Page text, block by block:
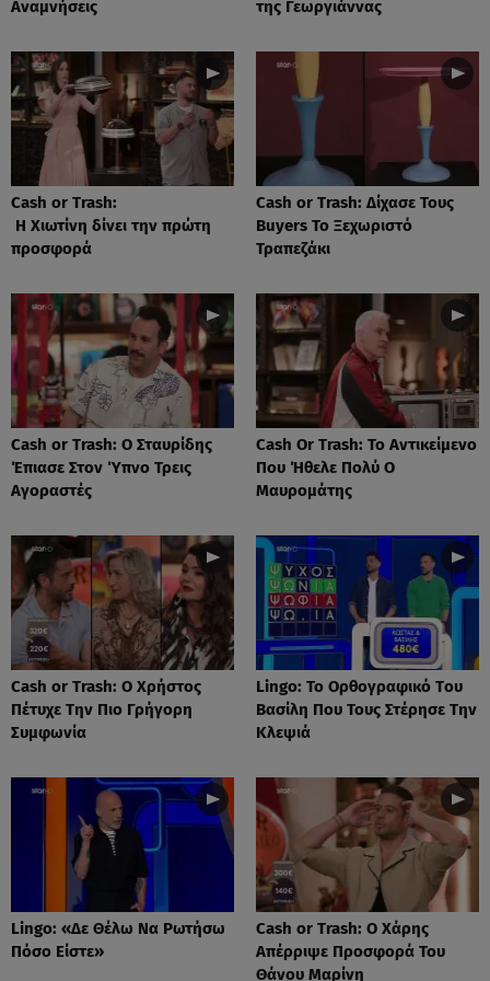
Αναμνήσεις
της Γεωργιάννας
Cash or Trash:
Η Χιωτίνη δίνει την πρώτη
προσφορά
Cash or Trash: Δίχασε Τους
Buyers Το Ξεχωριστό
Τραπεζάκι
Cash or Trash: Ο Σταυρίδης
Έπιασε Στον Ύπνο Τρεις
Αγοραστές
Cash Or Trash: Το Αντικείμενο
Που Ήθελε Πολύ Ο
Μαυρομάτης
Cash or Trash: Ο Χρήστος
Πέτυχε Την Πιο Γρήγορη
Συμφωνία
Lingo: Το Oρθογραφικό Tου
Βασίλη Που Τους Στέρησε Την
Κλεψιά
Lingo: «Δε Θέλω Να Ρωτήσω
Πόσο Είστε»
Cash or Trash: Ο Χάρης
Απέρριψε Προσφορά Του
Θάνου Μαρίνη